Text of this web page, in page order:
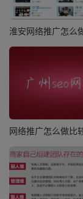
淮安网络推广怎么
网络推广怎么做比